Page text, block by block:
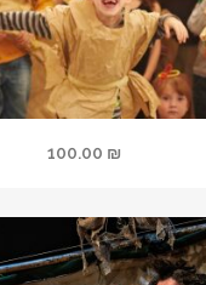
100.00 ₪